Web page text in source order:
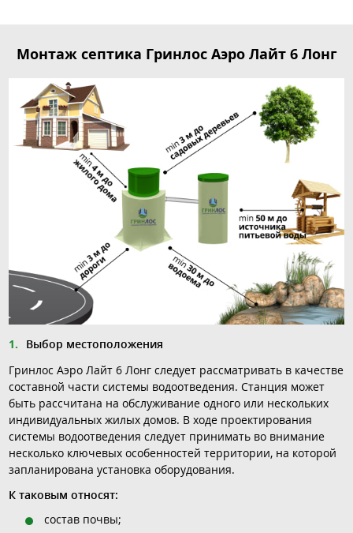
Монтаж септика Гринлос Аэро Лайт 6 Лонг
Выбор местоположения
Гринлос Аэро Лайт 6 Лонг следует рассматривать в качестве
составной части системы водоотведения. Станция может
быть рассчитана на обслуживание одного или нескольких
индивидуальных жилых домов. В ходе проектирования
системы водоотведения следует принимать во внимание
несколько ключевых особенностей территории, на которой
запланирована установка оборудования.
К таковым относят:
состав почвы;